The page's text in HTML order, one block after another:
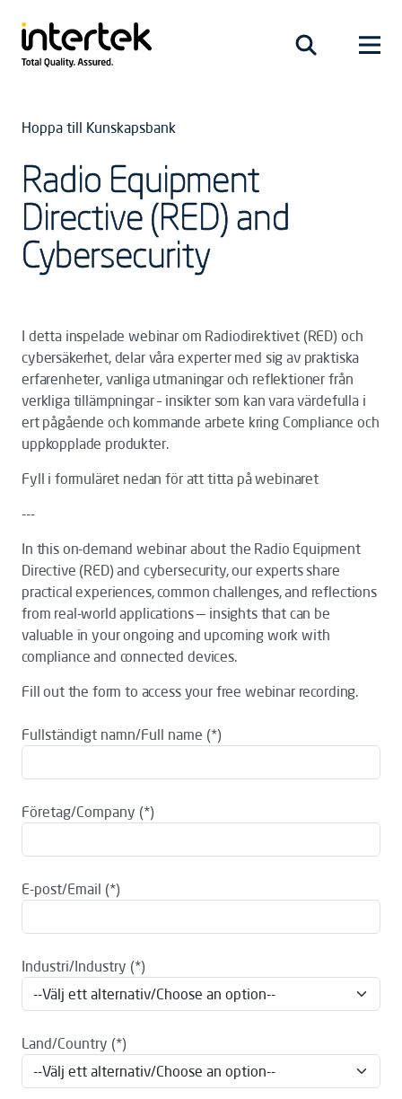
Hoppa till Kunskapsbank
Radio Equipment
Directive (RED) and
Cybersecurity
I detta inspelade webinar om Radiodirektivet (RED) och
cybersäkerhet, delar våra experter med sig av praktiska
erfarenheter, vanliga utmaningar och reflektioner från
verkliga tillämpningar – insikter som kan vara värdefulla i
ert pågående och kommande arbete kring Compliance och
uppkopplade produkter.
Fyll i formuläret nedan för att titta på webinaret
---
In this on-demand webinar about the Radio Equipment
Directive (RED) and cybersecurity, our experts share
practical experiences, common challenges, and reflections
from real-world applications — insights that can be
valuable in your ongoing and upcoming work with
compliance and connected devices.
Fill out the form to access your free webinar recording.
Fullständigt namn/Full name
Företag/Company
E-post/Email
Industri/Industry
Land/Country